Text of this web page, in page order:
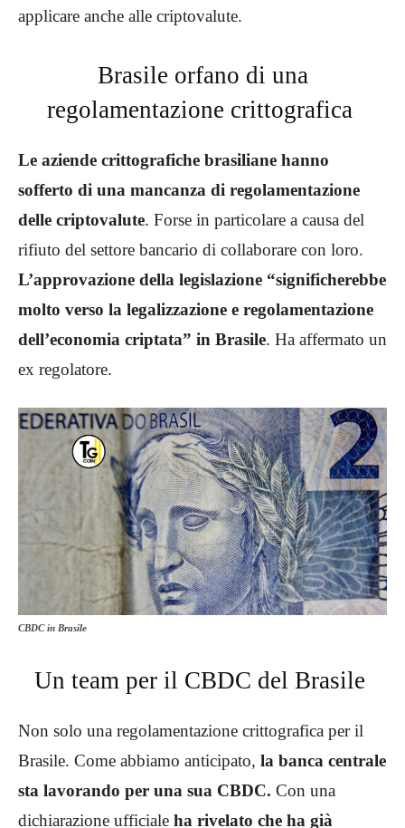
applicare anche alle criptovalute.
Brasile orfano di una
regolamentazione crittografica
Le aziende crittografiche brasiliane hanno
sofferto di una mancanza di regolamentazione
delle criptovalute. Forse in particolare a causa del
rifiuto del settore bancario di collaborare con loro.
L’approvazione della legislazione “significherebbe
molto verso la legalizzazione e regolamentazione
dell’economia criptata” in Brasile. Ha affermato un
ex regolatore.
CBDC in Brasile
Un team per il CBDC del Brasile
Non solo una regolamentazione crittografica per il
Brasile. Come abbiamo anticipato, la banca centrale
sta lavorando per una sua CBDC. Con una
dichiarazione ufficiale ha rivelato che ha già